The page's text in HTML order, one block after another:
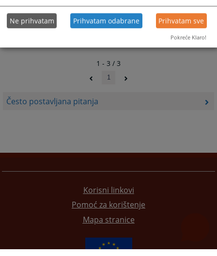
Često postavljana pitanja
dates.
dates.
1 - 3 / 3
1
Korisni linkovi
Pomoć za korištenje
Mapa stranice
Ne prihvatam Prihvatam odabrane Prihvatam sve
Pokreće Klaro!